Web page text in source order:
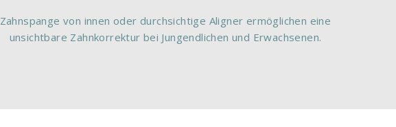
Zahnspange von innen oder durchsichtige Aligner ermöglichen eine
unsichtbare Zahnkorrektur bei Jungendlichen und Erwachsenen.